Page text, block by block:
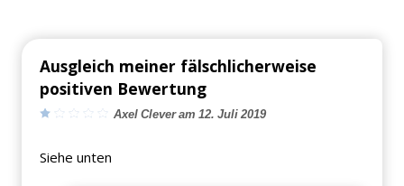
Ausgleich meiner fälschlicherweise
positiven Bewertung
Axel Clever am 12. Juli 2019
Siehe unten